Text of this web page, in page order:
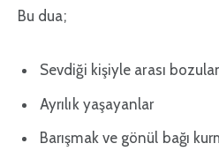
Bu dua;
Sevdiği kişiyle arası
Ayrılık yaşayanlar
Barışmak ve gönül bağı